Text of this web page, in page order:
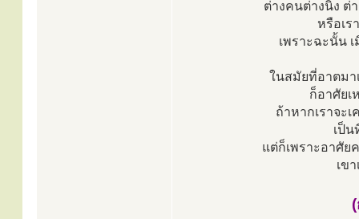
ต่างคนต่างนิ่ง ต่
หรือเร
เพราะฉะนั้น
ในสมัยที่อาตม
ก็อาศัยเ
ถ้าหากเราจะ
เป็
แต่ก็เพราะอาศั
เข